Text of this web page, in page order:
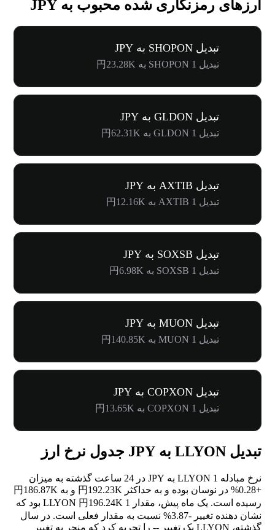
ارزهای رمزنگاری شده محبوب به JPY
تبدیل SHOPON به JPY
تبدیل 1 SHOPON به 円23.28K
تبدیل GLDON به JPY
تبدیل 1 GLDON به 円62.31K
تبدیل AXTIB به JPY
تبدیل 1 AXTIB به 円12.16K
تبدیل SOXSB به JPY
تبدیل 1 SOXSB به 円6.98K
تبدیل MUON به JPY
تبدیل 1 MUON به 円140.85K
تبدیل COPXON به JPY
تبدیل 1 COPXON به 円13.65K
تبدیل LLYON به JPY جدول نرخ ارز
نرخ مبادله 1 LLYON به JPY در 24 ساعت گذشته به میزان
+0.28%
در نوسان بوده و به حداکثر 円192.23K و به 円186.87K
رسیده است. یک ماه پیش، مقدار 1 LLYON 円196.24K بود که
نشان دهنده تغییر -3.87%
نسبت به مقدار فعلی است. در سال
گذشته، LLYON یک تغییر
-- را تجربه کرد که منجر به تغییر